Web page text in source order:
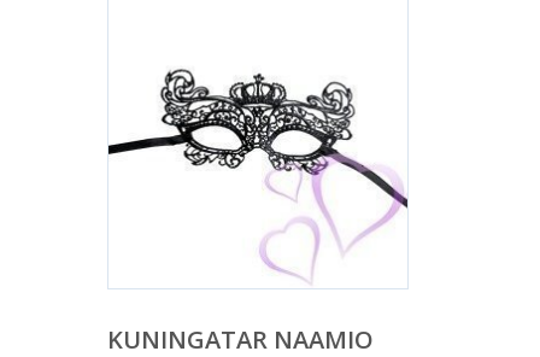
KUNINGATAR NAAMIO